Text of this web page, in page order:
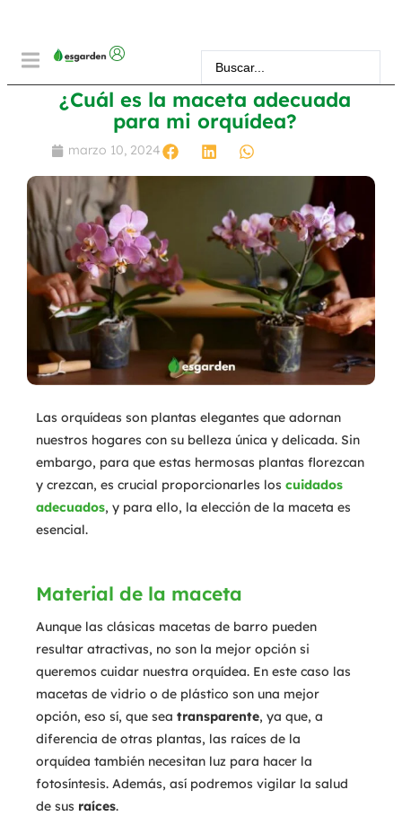
¿Cuál es la maceta adecuada
para mi orquídea?
marzo 10, 2024
Las orquídeas son plantas elegantes que adornan
nuestros hogares con su belleza única y delicada. Sin
embargo, para que estas hermosas plantas florezcan
y crezcan, es crucial proporcionarles los cuidados
adecuados, y para ello, la elección de la maceta es
esencial.
Material de la maceta
Aunque las clásicas macetas de barro pueden
resultar atractivas, no son la mejor opción si
queremos cuidar nuestra orquídea. En este caso las
macetas de vidrio o de plástico son una mejor
opción, eso sí, que sea transparente, ya que, a
diferencia de otras plantas, las raíces de la
orquídea también necesitan luz para hacer la
fotosíntesis. Además, así podremos vigilar la salud
de sus raíces.